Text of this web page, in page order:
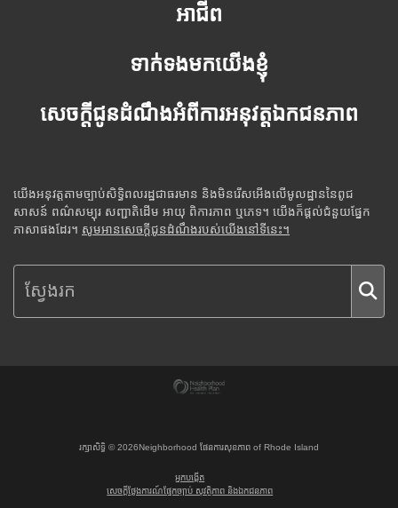
អាជីព
ទាក់ទងមកយើងខ្ញុំ
សេចក្តីជូនដំណឹងអំពីការអនុវត្តឯកជនភាព
យើងអនុវត្តតាមច្បាប់សិទ្ធិពលរដ្ឋជាធរមាន និងមិនរើសអើងលើមូលដ្ឋាននៃពូជ
សាសន៍ ពណ៌សម្បុរ សញ្ជាតិដើម អាយុ ពិការភាព ឬភេទ។ យើងក៏ផ្តល់ជំនួយផ្នែក
ភាសាផងដែរ។ សូមអានសេចក្តីជូនដំណឹងរបស់យើងនៅទីនេះ។
រក្សាសិទ្ធិ ©2026Neighborhood ផែនការសុខភាព of Rhode Island
អ្នកបង្កើត
សេចក្តីថ្លែងការណ៍ផ្នែកច្បាប់ សុវត្ថិភាព និងឯកជនភាព